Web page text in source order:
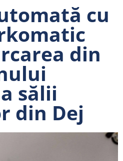
cu
din
sălii
din Dej